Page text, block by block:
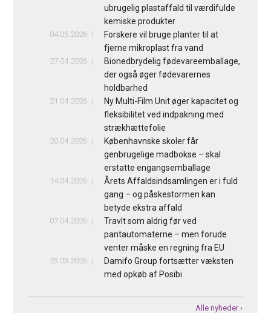
ubrugelig plastaffald til værdifulde
kemiske produkter
04.05.2026
Forskere vil bruge planter til at
fjerne mikroplast fra vand
27.04.2026
Bionedbrydelig fødevareemballage,
der også øger fødevarernes
holdbarhed
21.04.2026
Ny Multi-Film Unit øger kapacitet og
fleksibilitet ved indpakning med
strækhættefolie
20.04.2026
Københavnske skoler får
genbrugelige madbokse – skal
erstatte engangsemballage
14.04.2026
Årets Affaldsindsamlingen er i fuld
gang – og påskestormen kan
betyde ekstra affald
07.04.2026
Travlt som aldrig før ved
pantautomaterne – men forude
venter måske en regning fra EU
23.03.2026
Damifo Group fortsætter væksten
med opkøb af Posibi
Alle nyheder ›